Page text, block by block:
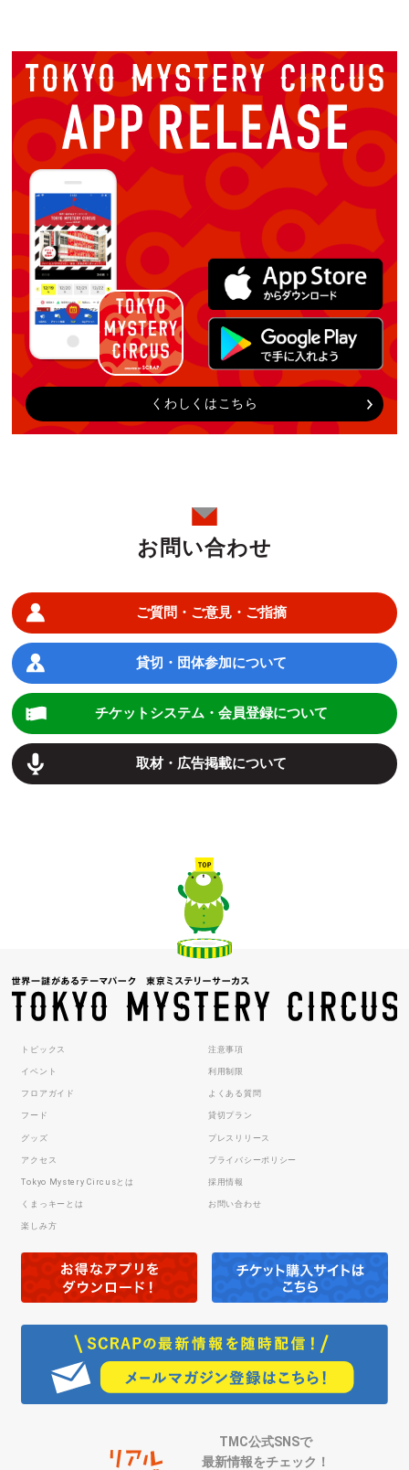
くわしくはこちら
お問い合わせ
ご質問・ご意見・ご指摘
貸切・団体参加について
チケットシステム・会員登録について
取材・広告掲載について
トピックス
イベント
フロアガイド
フード
グッズ
アクセス
Tokyo Mystery Circusとは
くまっキーとは
楽しみ方
注意事項
利用制限
よくある質問
貸切プラン
プレスリリース
プライバシーポリシー
採用情報
お問い合わせ
TMC公式SNSで
最新情報をチェック！